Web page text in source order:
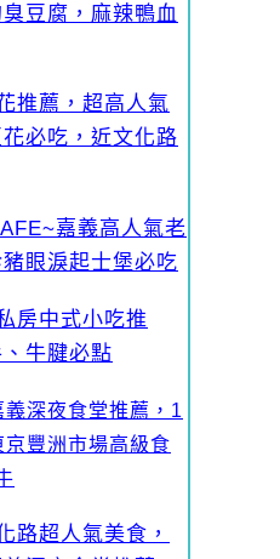
豆腐，麻辣鴨血
推薦，超高人氣
必吃，近文化路
嘉義高人氣老
眼淚起士堡必吃
房中式小吃推
牛腱必點
深夜食堂推薦，1
豐洲市場高級食
路超人氣美食，